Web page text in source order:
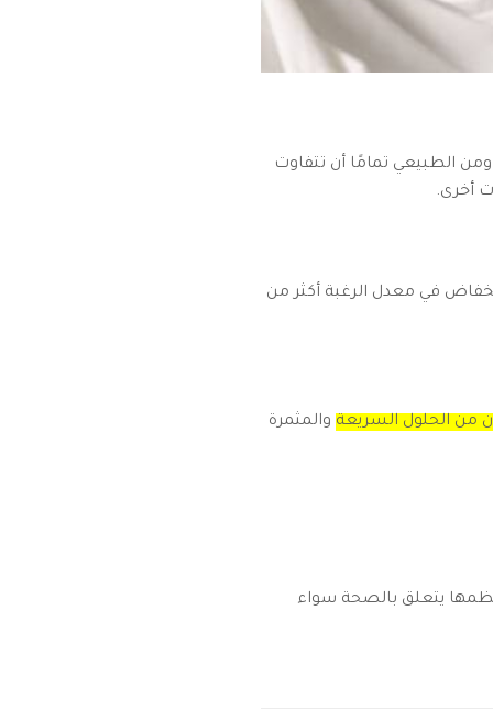
ومن الطبيعي تمامًا أن تتفاوت
أخرى.
في معدل الرغبة أكثر من
من الحلول السريعة والمثمرة
يتعلق بالصحة سواء